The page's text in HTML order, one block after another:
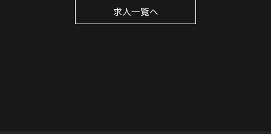
求人一覧へ